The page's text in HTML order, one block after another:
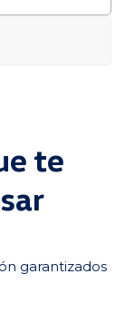
te
garantizados